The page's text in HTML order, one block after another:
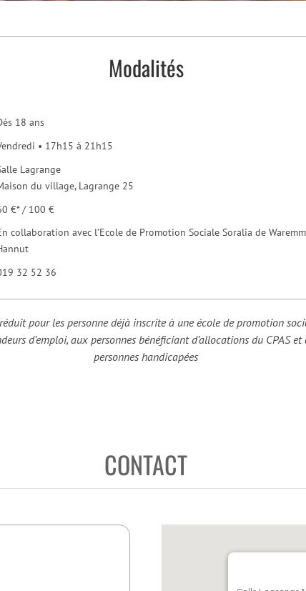
Modalités
18 ans
• 17h15 à 21h15
Lagrange
du village, Lagrange 25
€* / 100 €
collaboration avec l’Ecole de Promotion Sociale Soralia de
32 52 36
pour les personne déjà inscrite à une école de promotion
d’emploi, aux personnes bénéficiant d’allocations du CPAS et
personnes handicapées
CONTACT